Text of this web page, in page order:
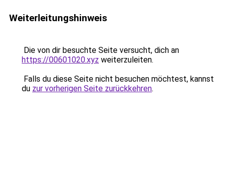
Weiterleitungshinweis
Die von dir besuchte Seite versucht, dich an
https://00601020.xyz weiterzuleiten.
Falls du diese Seite nicht besuchen möchtest, kannst
du zur vorherigen Seite zurückkehren.